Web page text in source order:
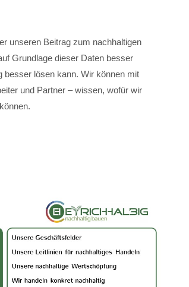
unseren Beitrag zum nachhaltigen
Grundlage dieser Daten besser
besser lösen kann. Wir können mit
und Partner – wissen, wofür wir